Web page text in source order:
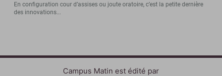
En configuration cour d’assises ou joute oratoire, c’est la petite dernière
des innovations...
Campus Matin est édité par